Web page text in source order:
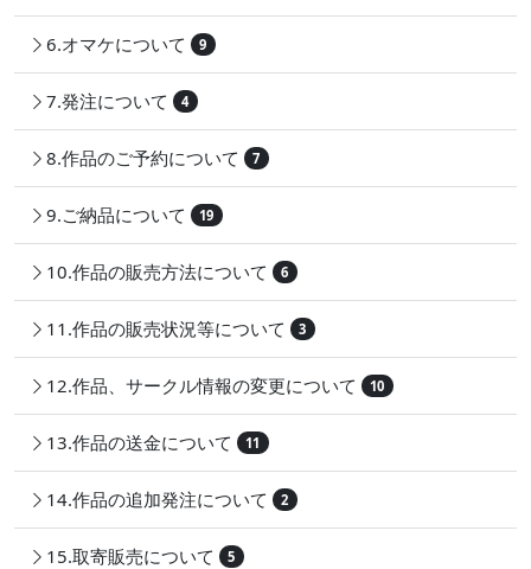
6.オマケについて 9
7.発注について 4
8.作品のご予約について 7
9.ご納品について 19
10.作品の販売方法について 6
11.作品の販売状況等について 3
12.作品、サークル情報の変更について 10
13.作品の送金について 11
14.作品の追加発注について 2
15.取寄販売について 5